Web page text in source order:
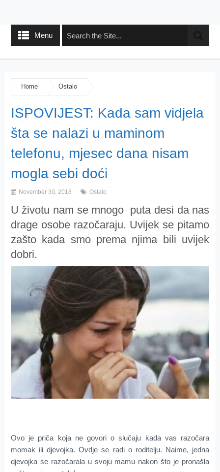
Menu
Home Ostalo
ISPOVIJEST: Kada sam vidjela
šta se nalazi u maminom
telefonu, mjesec dana nisam
mogla sebi doći
November 30, 2018 Ostalo
U životu nam se mnogo puta desi da nas
drage osobe razočaraju. Uvijek se pitamo
zašto kada smo prema njima bili uvijek
dobri.
Ovo je priča koja ne govori o slučaju kada vas razočara
momak ili djevojka. Ovdje se radi o roditelju. Naime, jedna
djevojka se razočarala u svoju mamu nakon što je pronašla